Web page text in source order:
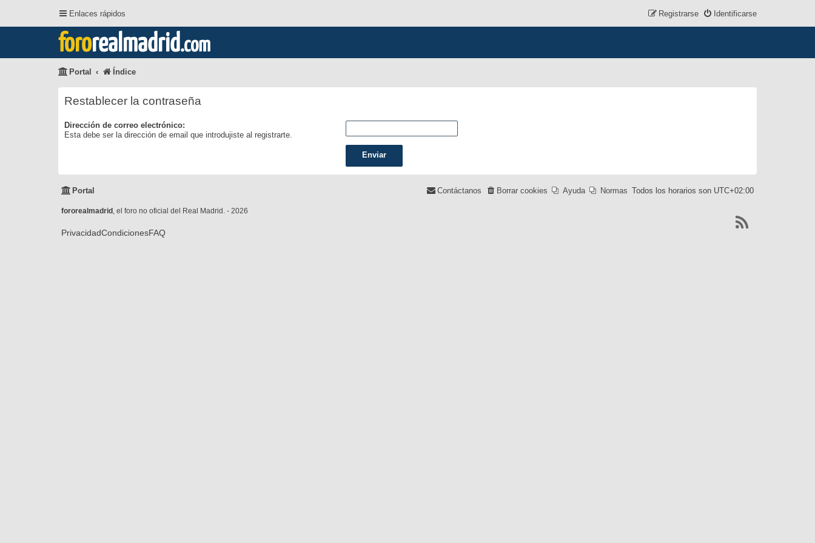
Enlaces rápidos Identificarse
Registrarse
fororealmadrid.com
Portal Índice
Restablecer la contraseña
Dirección de correo electrónico:
Esta debe ser la dirección de email que introdujiste al registrarte.
Portal Todos los horarios son UTC+02:00
Normas
Ayuda
Borrar cookies
Contáctanos
fororealmadrid , el foro no oficial del Real Madrid. - 2026
PrivacidadCondicionesFAQ